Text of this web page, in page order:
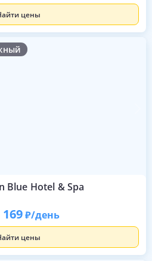
цены
Blue Hotel & Spa
/день
цены